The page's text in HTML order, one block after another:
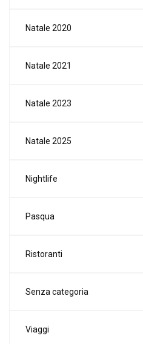
Natale 2020
Natale 2021
Natale 2023
Natale 2025
Nightlife
Pasqua
Ristoranti
Senza categoria
Viaggi